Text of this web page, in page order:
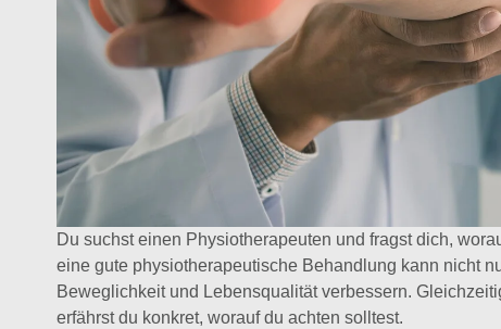
Du suchst einen Physiotherapeuten und fragst dich,
eine gute physiotherapeutische Behandlung kann nicht
Beweglichkeit und Lebensqualität verbessern.
erfährst du konkret, worauf du achten solltest.